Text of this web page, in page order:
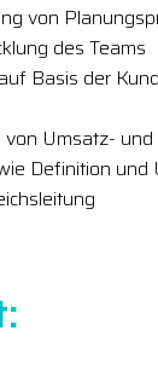
von
des Teams
Basis der
Umsatz-
Definition